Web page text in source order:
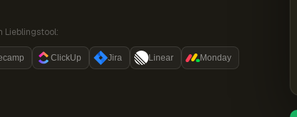
Lieblingstool:
ClickUp Jira Linear Monday